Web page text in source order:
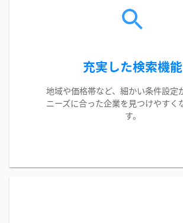
充実した検索機能
地域や価格帯など、細かい条件設定
ニーズに合った企業を見つけやすく
す。